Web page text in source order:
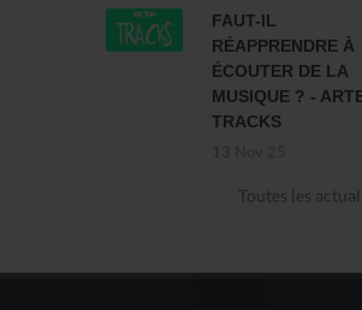
FAUT-IL
RÉAPPRENDRE À
ÉCOUTER DE LA
MUSIQUE ? -
TRACKS
Toutes les